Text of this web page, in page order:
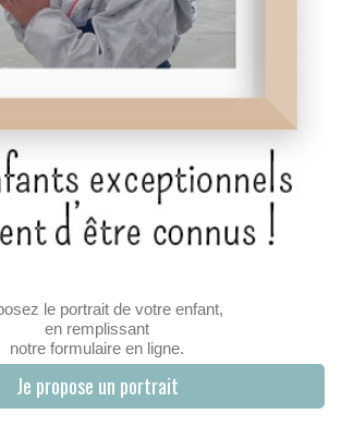
le portrait de votre enfant,
en remplissant
notre formulaire en ligne.
Je propose un portrait